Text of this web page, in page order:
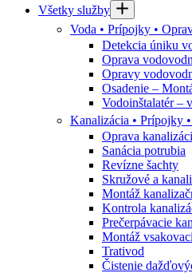
Všetky služby
Voda • Prípojky •
Detekcia úniku
Oprava
Opravy
Osadenie –
Vodoinštalatér –
Kanalizácia • Prípojky
Oprava
Sanácia potrubia
Revízne šachty
Skružové a
Montáž
Kontrola
Prečerpávacie
Montáž
Trativod
Čistenie